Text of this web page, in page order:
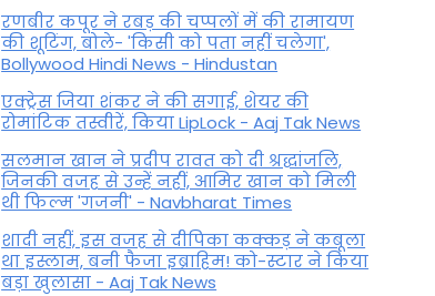
रणबीर कपूर ने रबड़ की चप्पलों में की रामायण
की शूटिंग, बोले- 'किसी को पता नहीं चलेगा',
Bollywood Hindi News - Hindustan
एक्ट्रेस जिया शंकर ने की सगाई, शेयर की
रोमांटिक तस्वीरें, किया LipLock - Aaj Tak News
सलमान खान ने प्रदीप रावत को दी श्रद्धांजलि,
जिनकी वजह से उन्हें नहीं, आमिर खान को मिली
थी फिल्म 'गजनी' - Navbharat Times
शादी नहीं, इस वजह से दीपिका कक्कड़ ने कबूला
था इस्लाम, बनी फैजा इब्राहिम! को-स्टार ने किया
बड़ा खुलासा - Aaj Tak News